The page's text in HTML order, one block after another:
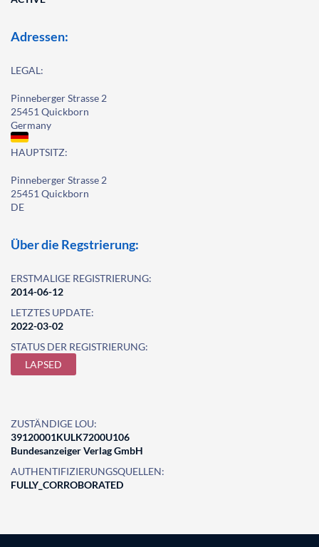
Adressen:
LEGAL:
Pinneberger Strasse 2
25451 Quickborn
Germany
HAUPTSITZ:
Pinneberger Strasse 2
25451 Quickborn
DE
Über die Regstrierung:
ERSTMALIGE REGISTRIERUNG:
2014-06-12
LETZTES UPDATE:
2022-03-02
STATUS DER REGISTRIERUNG:
LAPSED
ZUSTÄNDIGE LOU:
39120001KULK7200U106
Bundesanzeiger Verlag GmbH
AUTHENTIFIZIERUNGSQUELLEN:
FULLY_CORROBORATED